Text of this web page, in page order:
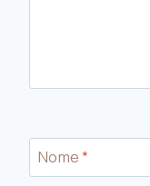
Nome *